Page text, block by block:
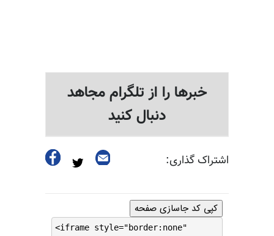
خبرها را از تلگرام مجاهد
دنبال کنید
اشتراک گذاری:
کپی کد جاسازی صفحه
<iframe style="border:none"